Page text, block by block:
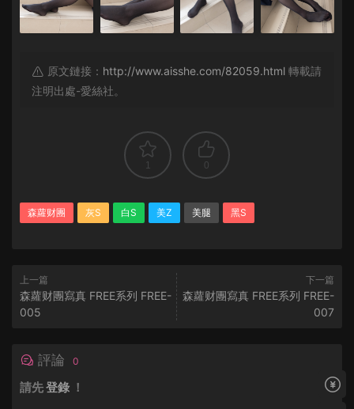
原文鏈接： http://www.aisshe.com/82059.html 轉載請
注明出處-愛絲社。
1 0
森蘿财團 灰S 白S 美Z 美腿 黑S
上一篇
森蘿财團寫真 FREE系列 FREE-
005
下一篇
森蘿财團寫真 FREE系列 FREE-
007
評論 0
請先登錄 ！